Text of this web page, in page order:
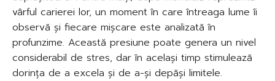
vârful carierei lor, un moment în care întreaga lume îi
observă și fiecare mișcare este analizată în
profunzime. Această presiune poate genera un nivel
considerabil de stres, dar în același timp stimulează
dorința de a excela și de a-și depăși limitele.